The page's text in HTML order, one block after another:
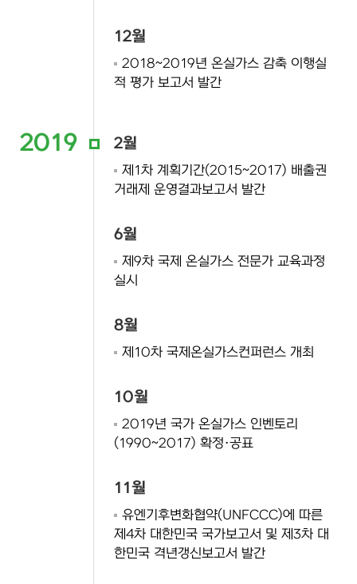
12월
2018~2019년 온실가스 감축 이행실
적 평가 보고서 발간
2019 2월
제1차 계획기간(2015~2017) 배출권
거래제 운영결과보고서 발간
6월
제9차 국제 온실가스 전문가 교육과정
실시
8월
제10차 국제온실가스컨퍼런스 개최
10월
2019년 국가 온실가스 인벤토리
(1990~2017) 확정·공표
11월
유엔기후변화협약(UNFCCC)에 따른
제4차 대한민국 국가보고서 및 제3차 대
한민국 격년갱신보고서 발간